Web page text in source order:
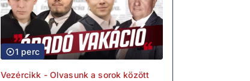
1 perc
Vezércikk - Olvasunk a sorok között